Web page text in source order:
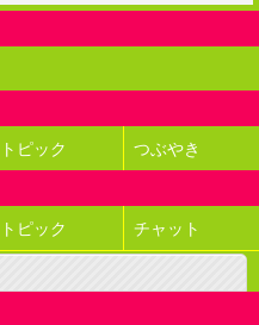
トピック つぶやき
トピック チャット